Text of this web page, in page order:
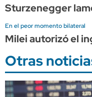
Sturzenegger
En el peor momento bilateral
Milei autorizó el
Otras